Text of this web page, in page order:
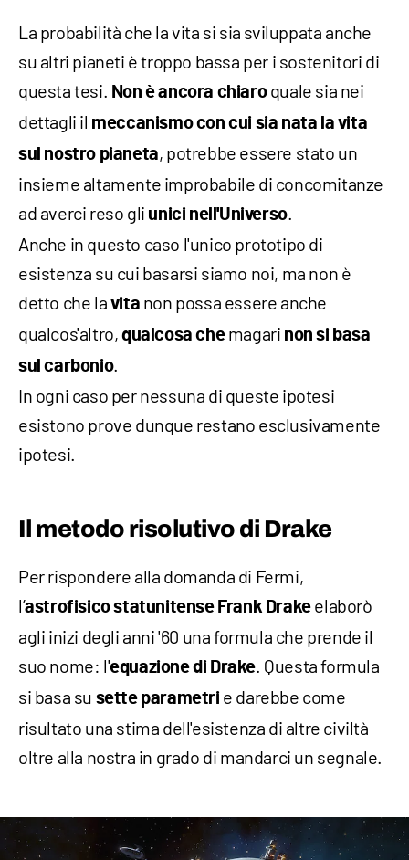
La probabilità che la vita si sia sviluppata anche
su altri pianeti è troppo bassa per i sostenitori di
questa tesi. Non è ancora chiaroquale sia nei
dettagli il meccanismo con cui sia nata la vita
sul nostro pianeta, potrebbe essere stato un
insieme altamente improbabile di concomitanze
ad averci reso gli unici nell'Universo.
Anche in questo caso l'unico prototipo di
esistenza su cui basarsi siamo noi, ma non è
detto che la vita non possa essere anche
qualcos'altro, qualcosa chemagari non si basa
sul carbonio.
In ogni caso per nessuna di queste ipotesi
esistono prove dunque restano esclusivamente
ipotesi.
Il metodo risolutivo di Drake
Per rispondere alla domanda di Fermi,
l’astrofisico statunitense Frank Drakeelaborò
agli inizi degli anni '60 una formula che prende il
suo nome: l'equazione di Drake. Questa formula
si basa su sette parametri e darebbe come
risultato una stima dell'esistenza di altre civiltà
oltre alla nostra in grado di mandarci un segnale.